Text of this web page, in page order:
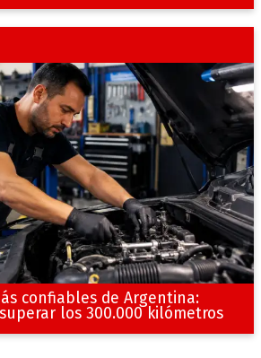
confiables de Argentina:
los 300.000 kilómetros